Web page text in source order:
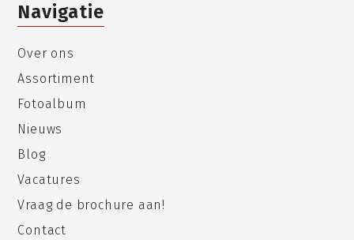
Navigatie
Over ons
Assortiment
Fotoalbum
Nieuws
Blog
Vacatures
Vraag de brochure aan!
Contact